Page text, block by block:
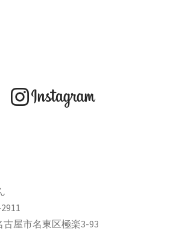
屋市名東区極楽3-93